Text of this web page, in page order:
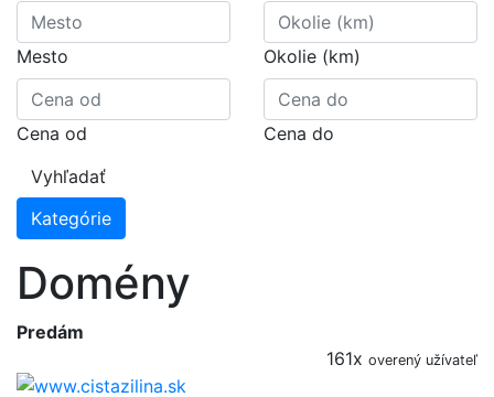
Mesto Okolie (km)
Cena od
Cena do
Vyhľadať
Kategórie
Domény
Predám
161x overený užívateľ